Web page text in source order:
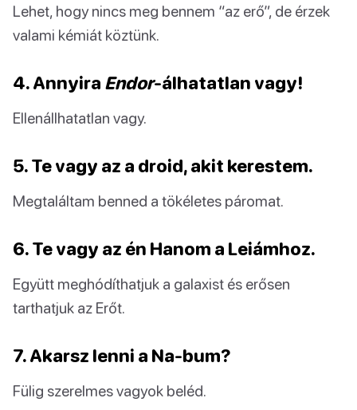
Lehet, hogy nincs meg bennem “az erő”, de érzek
valami kémiát köztünk.
4. Annyira Endor-álhatatlan vagy!
Ellenállhatatlan vagy.
5. Te vagy az a droid, akit kerestem.
Megtaláltam benned a tökéletes páromat.
6. Te vagy az én Hanom a Leiámhoz.
Együtt meghódíthatjuk a galaxist és erősen
tarthatjuk az Erőt.
7. Akarsz lenni a Na-bum?
Fülig szerelmes vagyok beléd.